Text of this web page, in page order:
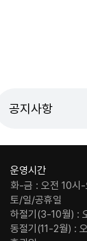
공지사항
운영시간
화-금 : 오전 10시-
토/일/공휴일
하절기(3-10월) :
동절기(11-2월) :